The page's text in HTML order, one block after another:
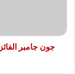
بهياكل
البروتينجون جامبر